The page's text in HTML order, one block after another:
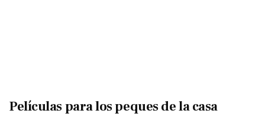
Películas para los peques de la casa